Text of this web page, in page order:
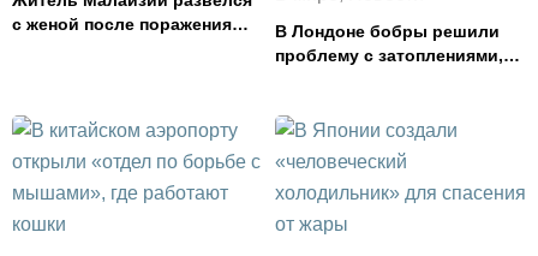
с женой после поражения
В Лондоне бобры решили
проблему с затоплениями,